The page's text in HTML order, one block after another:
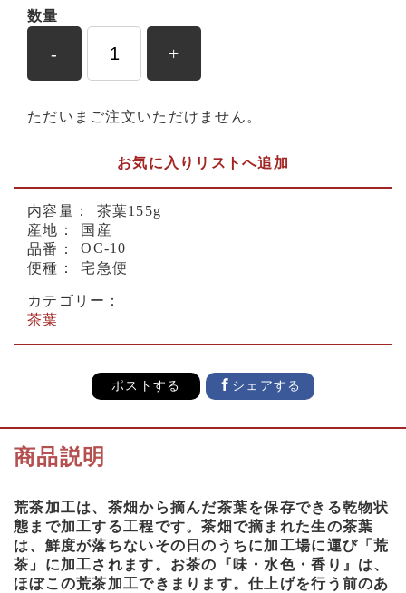
数量
- +
ただいまご注文いただけません。
お気に入りリストへ追加
内容量：
茶葉155g
産地：
国産
品番：
OC-10
便種：
宅急便
カテゴリー：
茶葉
ポストする シェアする
商品説明
荒茶加工は、茶畑から摘んだ茶葉を保存できる乾物状
態まで加工する工程です。茶畑で摘まれた生の茶葉
は、鮮度が落ちないその日のうちに加工場に運び「荒
茶」に加工されます。お茶の『味・水色・香り』は、
ほぼこの荒茶加工できまります。仕上げを行う前のあ